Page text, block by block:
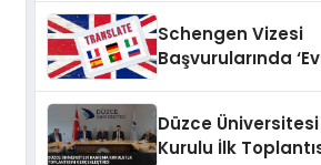
Schengen Vizesi
Başvurularında
Ortaya Çıktı
Düzce Üniversitesi
Kurulu İlk